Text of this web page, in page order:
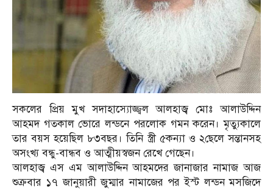
সকলের প্রিয় মুখ সদাহাস্যোজ্জ্বল আলহাজ্ব মোঃ আলাউদ্দিন
আহমদ গতকাল ভোরে লন্ডনে পরলোক গমন করেন। মৃত্যুকালে
তার বয়স হয়েছিল ৮৩বছর। তিনি স্ত্রী ৫কন্যা ও ২ছেলে সন্তানসহ
অসংখ্য বন্ধু-বান্ধব ও আত্মীয়স্বজন রেখে গেছেন।
আলহাজ্ব এস এম আলাউদ্দিন আহমদের জানাজার নামাজ আজ
শুক্রবার ১৭ জানুয়ারী জুম্মার নামাজের পর ইস্ট লন্ডন মসজিদে